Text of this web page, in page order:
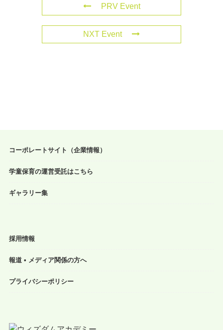
PRV Event
NXT Event
コーポレートサイト（企業情報）
学童保育の運営受託はこちら
ギャラリー集
採用情報
報道 • メディア関係の方へ
プライバシーポリシー